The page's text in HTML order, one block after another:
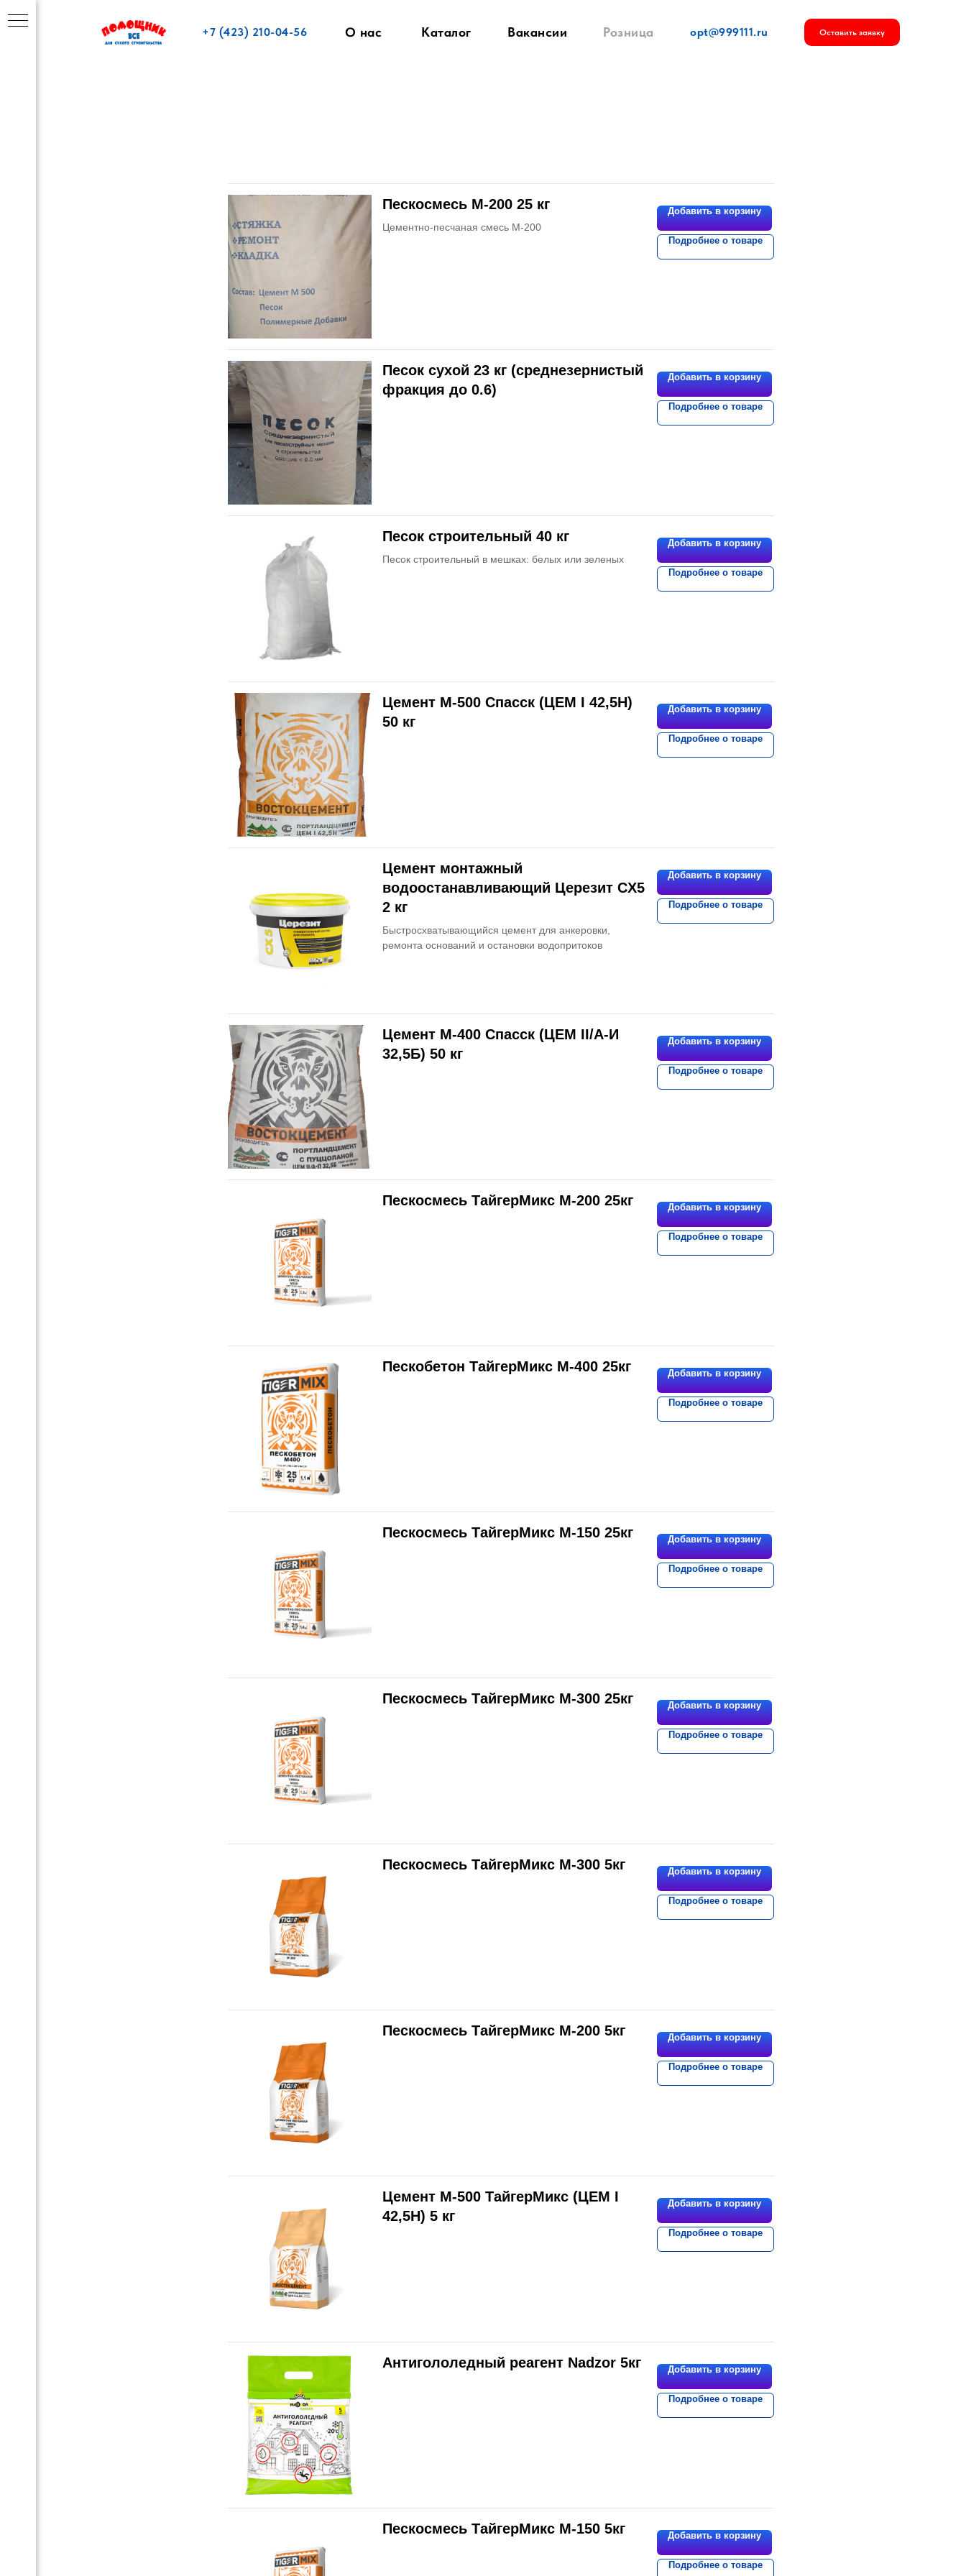
+7 (423) 210-04-56 Оставить заявку
opt@999111.ru
О нас Каталог Вакансии Розница
Пескосмесь М-200 25 кг
Цементно-песчаная смесь М-200
Добавить в корзину
Подробнее о товаре
Песок сухой 23 кг (среднезернистый
фракция до 0.6)
Добавить в корзину
Подробнее о товаре
Песок строительный 40 кг
Песок строительный в мешках: белых или зеленых
Добавить в корзину
Подробнее о товаре
Цемент М-500 Спасск (ЦЕМ I 42,5Н)
50 кг
Добавить в корзину
Подробнее о товаре
Цемент монтажный
водоостанавливающий Церезит CX5
2 кг
Быстросхватывающийся цемент для анкеровки,
ремонта оснований и остановки водопритоков
Добавить в корзину
Подробнее о товаре
Цемент М-400 Спасск (ЦЕМ II/A-И
32,5Б) 50 кг
Добавить в корзину
Подробнее о товаре
Пескосмесь ТайгерМикс М-200 25кг Добавить в корзину
Подробнее о товаре
Пескобетон ТайгерМикс М-400 25кг Добавить в корзину
Подробнее о товаре
Пескосмесь ТайгерМикс М-150 25кг Добавить в корзину
Подробнее о товаре
Пескосмесь ТайгерМикс М-300 25кг Добавить в корзину
Подробнее о товаре
Пескосмесь ТайгерМикс М-300 5кг Добавить в корзину
Подробнее о товаре
Пескосмесь ТайгерМикс М-200 5кг Добавить в корзину
Подробнее о товаре
Цемент М-500 ТайгерМикс (ЦЕМ I
42,5Н) 5 кг
Добавить в корзину
Подробнее о товаре
Антигололедный реагент Nadzor 5кг Добавить в корзину
Подробнее о товаре
Пескосмесь ТайгерМикс М-150 5кг Добавить в корзину
Подробнее о товаре